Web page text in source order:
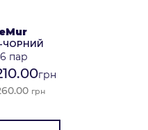
ЧОРНИЙ
6 пар
грн
грн